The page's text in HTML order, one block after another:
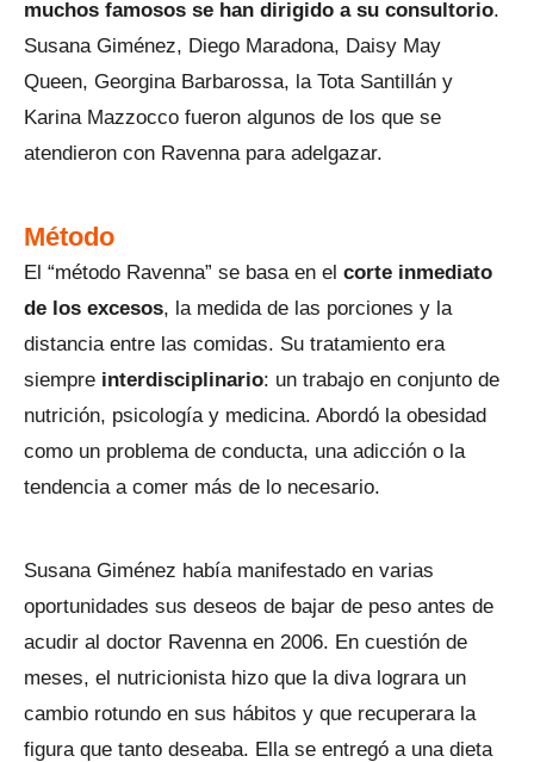
muchos famosos se han dirigido a su consultorio.
Susana Giménez, Diego Maradona, Daisy May
Queen, Georgina Barbarossa, la Tota Santillán y
Karina Mazzocco fueron algunos de los que se
atendieron con Ravenna para adelgazar.
Método
El “método Ravenna” se basa en el corte inmediato
de los excesos, la medida de las porciones y la
distancia entre las comidas. Su tratamiento era
siempre interdisciplinario: un trabajo en conjunto de
nutrición, psicología y medicina. Abordó la obesidad
como un problema de conducta, una adicción o la
tendencia a comer más de lo necesario.
Susana Giménez había manifestado en varias
oportunidades sus deseos de bajar de peso antes de
acudir al doctor Ravenna en 2006. En cuestión de
meses, el nutricionista hizo que la diva lograra un
cambio rotundo en sus hábitos y que recuperara la
figura que tanto deseaba. Ella se entregó a una dieta